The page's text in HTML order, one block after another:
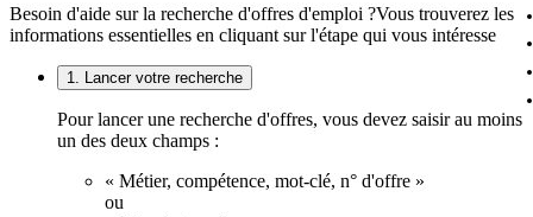
Besoin d'aide sur la recherche d'offres d'emploi ?Vous trouverez les
informations essentielles en cliquant sur l'étape qui vous intéresse
1. Lancer votre recherche
Pour lancer une recherche d'offres, vous devez saisir au moins
un des deux champs :
« Métier, compétence, mot-clé, n° d'offre »
ou